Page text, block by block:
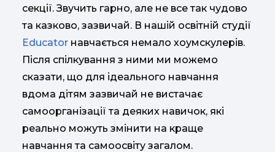
секції. Звучить гарно, але не все так чудово
та казково, зазвичай. В нашій освітній студії
Educator навчається немало хоумскулерів.
Після спілкування з ними ми можемо
сказати, що для ідеального навчання
вдома дітям зазвичай не вистачає
самоорганізації та деяких навичок, які
реально можуть змінити на краще
навчання та самоосвіту загалом.